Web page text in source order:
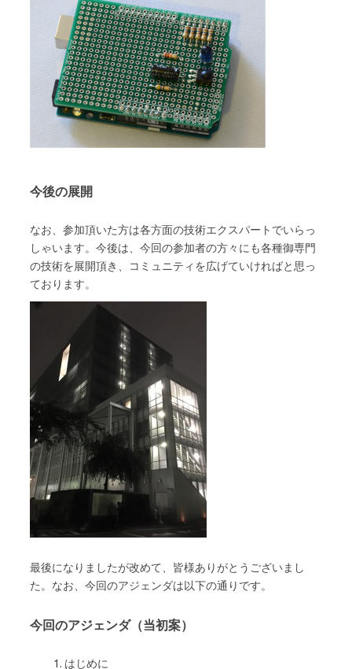
今後の展開
なお、参加頂いた方は各方面の技術エクスパートでいらっ
しゃいます。今後は、今回の参加者の方々にも各種御専門
の技術を展開頂き、コミュニティを広げていければと思っ
ております。
最後になりましたが改めて、皆様ありがとうございまし
た。なお、今回のアジェンダは以下の通りです。
今回のアジェンダ（当初案）
1. はじめに